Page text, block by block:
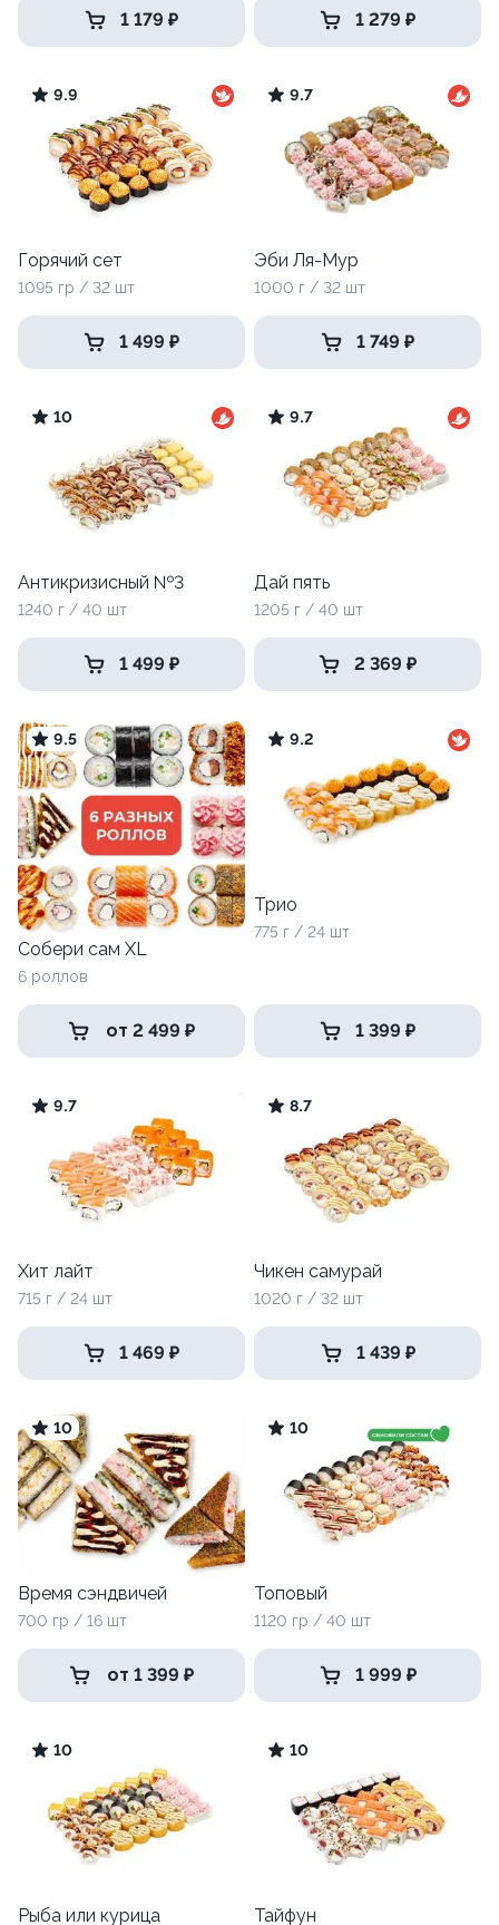
1 179 ₽ 1 279 ₽
9.9
Горячий сет
1095 гр / 32 шт
1 499 ₽
9.7
Эби Ля-Мур
1000 г / 32 шт
1 749 ₽
10
Антикризисный №3
1240 г / 40 шт
1 499 ₽
9.7
Дай пять
1205 г / 40 шт
2 369 ₽
9.5
Собери сам XL
6 роллов
от 2 499 ₽
9.2
Трио
775 г / 24 шт
1 399 ₽
9.7
Хит лайт
715 г / 24 шт
1 469 ₽
8.7
Чикен самурай
1020 г / 32 шт
1 439 ₽
10
Время сэндвичей
700 гр / 16 шт
от 1 399 ₽
10
Топовый
1120 гр / 40 шт
1 999 ₽
10
Рыба или курица
10
Тайфун